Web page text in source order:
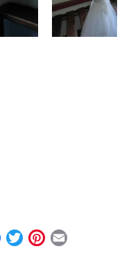
Facebook
TwitterPinterest